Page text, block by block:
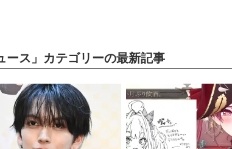
ース」カテゴリーの最新記事